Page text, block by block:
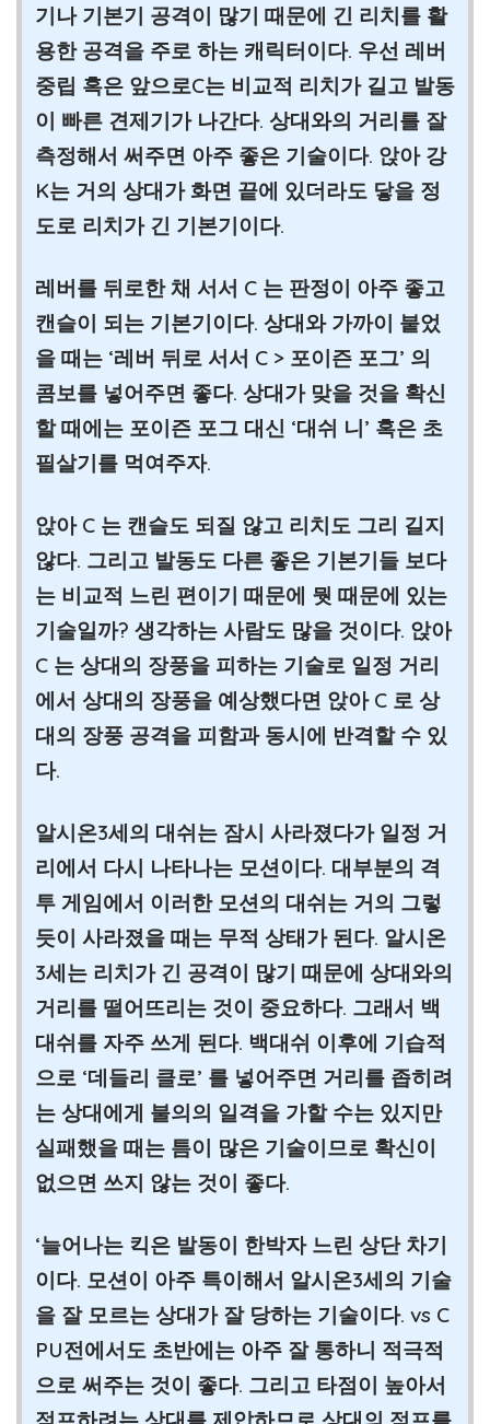
기나 기본기 공격이 많기 때문에 긴 리치를 활
용한 공격을 주로 하는 캐릭터이다. 우선 레버
중립 혹은 앞으로C는 비교적 리치가 길고 발동
이 빠른 견제기가 나간다. 상대와의 거리를 잘
측정해서 써주면 아주 좋은 기술이다. 앉아 강
K는 거의 상대가 화면 끝에 있더라도 닿을 정
도로 리치가 긴 기본기이다.
레버를 뒤로한 채 서서 C 는 판정이 아주 좋고
캔슬이 되는 기본기이다. 상대와 가까이 붙었
을 때는 ‘레버 뒤로 서서 C > 포이즌 포그’ 의
콤보를 넣어주면 좋다. 상대가 맞을 것을 확신
할 때에는 포이즌 포그 대신 ‘대쉬 니’ 혹은 초
필살기를 먹여주자.
앉아 C 는 캔슬도 되질 않고 리치도 그리 길지
않다. 그리고 발동도 다른 좋은 기본기들 보다
는 비교적 느린 편이기 때문에 뭣 때문에 있는
기술일까? 생각하는 사람도 많을 것이다. 앉아
C 는 상대의 장풍을 피하는 기술로 일정 거리
에서 상대의 장풍을 예상했다면 앉아 C 로 상
대의 장풍 공격을 피함과 동시에 반격할 수 있
다.
알시온3세의 대쉬는 잠시 사라졌다가 일정 거
리에서 다시 나타나는 모션이다. 대부분의 격
투 게임에서 이러한 모션의 대쉬는 거의 그렇
듯이 사라졌을 때는 무적 상태가 된다. 알시온
3세는 리치가 긴 공격이 많기 때문에 상대와의
거리를 떨어뜨리는 것이 중요하다. 그래서 백
대쉬를 자주 쓰게 된다. 백대쉬 이후에 기습적
으로 ‘데들리 클로’ 를 넣어주면 거리를 좁히려
는 상대에게 불의의 일격을 가할 수는 있지만
실패했을 때는 틈이 많은 기술이므로 확신이
없으면 쓰지 않는 것이 좋다.
‘늘어나는 킥은 발동이 한박자 느린 상단 차기
이다. 모션이 아주 특이해서 알시온3세의 기술
을 잘 모르는 상대가 잘 당하는 기술이다. vs C
PU전에서도 초반에는 아주 잘 통하니 적극적
으로 써주는 것이 좋다. 그리고 타점이 높아서